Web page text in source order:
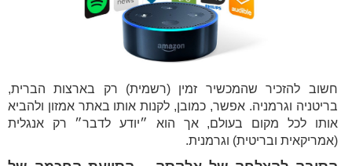
חשוב להזכיר שהמכשיר זמין (רשמית) רק בארצות הברית,
בריטניה וגרמניה. אפשר, כמובן, לקנות אותו באתר אמזון ולהביא
אותו לכל מקום בעולם, אך הוא ״יודע לדבר״ רק אנגלית
(אמריקאית ובריטית) וגרמנית.